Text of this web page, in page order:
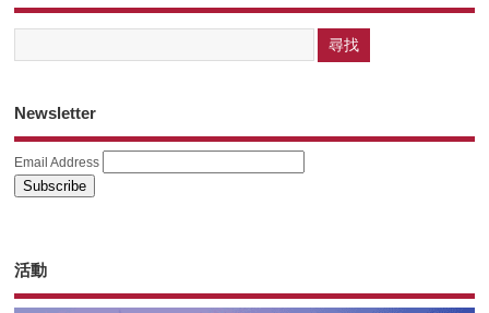
Newsletter
Email Address
活動